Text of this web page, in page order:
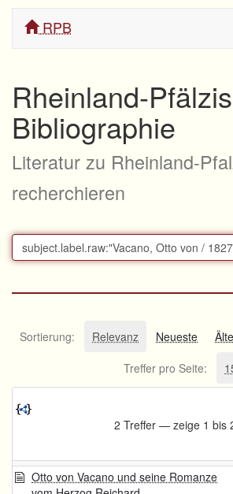
RPB
Rheinland-
Bibliographie
Literatur zu Rheinland-
recherchieren
Sortierung: Relevanz Neueste
Treffer pro Seite:
2 Treffer — zeige 1 bis
Otto von Vacano und seine Romanze